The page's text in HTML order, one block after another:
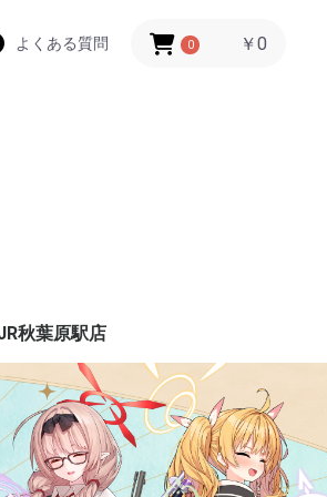
よくある質問 0 ￥0
秋葉原駅店